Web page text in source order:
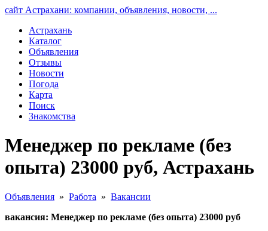
сайт Астрахани: компании, объявления, новости, ...
Астрахань
Каталог
Объявления
Отзывы
Новости
Погода
Карта
Поиск
Знакомства
Менеджер по рекламе (без
опыта) 23000 руб, Астрахань
Объявления » Работа » Вакансии
вакансия: Менеджер по рекламе (без опыта) 23000 руб